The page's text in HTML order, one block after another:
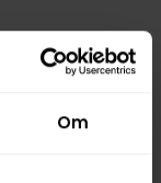
Om